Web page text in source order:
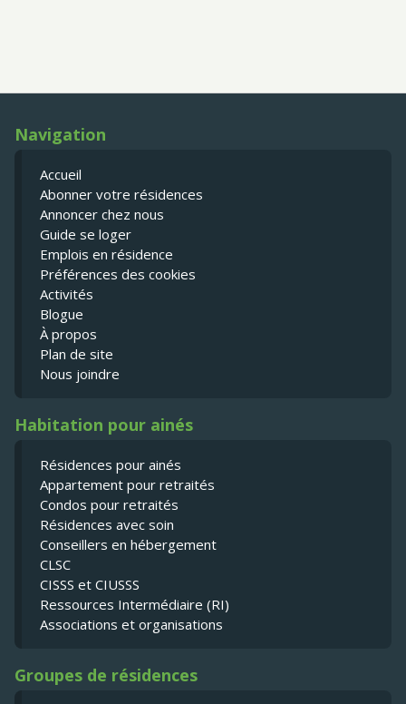
Navigation
Accueil
Abonner votre résidences
Annoncer chez nous
Guide se loger
Emplois en résidence
Préférences des cookies
Activités
Blogue
À propos
Plan de site
Nous joindre
Habitation pour ainés
Résidences pour ainés
Appartement pour retraités
Condos pour retraités
Résidences avec soin
Conseillers en hébergement
CLSC
CISSS et CIUSSS
Ressources Intermédiaire (RI)
Associations et organisations
Groupes de résidences